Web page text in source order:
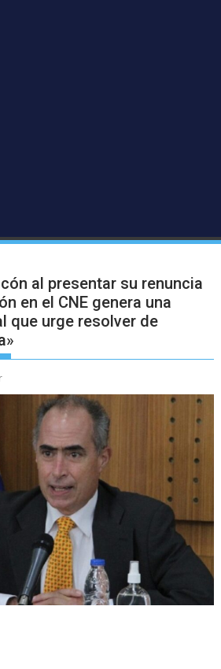
al presentar su renuncia
en el CNE genera una
que urge resolver de